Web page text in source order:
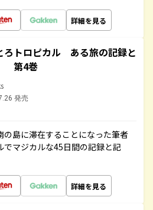
詳細を見る
ろトロピカル ある旅の記録と
第4巻
発売
の島に滞在することになった筆者
マジカルな45日間の記録と記
詳細を見る